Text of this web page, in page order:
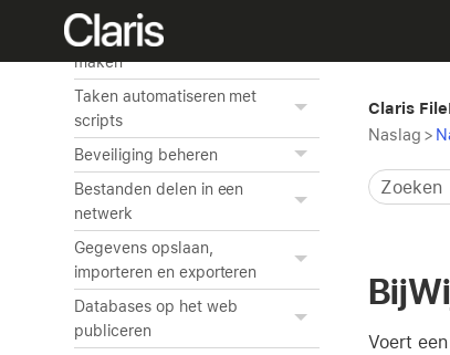
Grafieken van gegevens
maken
Taken automatiseren met
scripts
Beveiliging beheren
Bestanden delen in een
netwerk
Gegevens opslaan,
importeren en exporteren
Databases op het web
publiceren
Claris
Naslag >
Voert